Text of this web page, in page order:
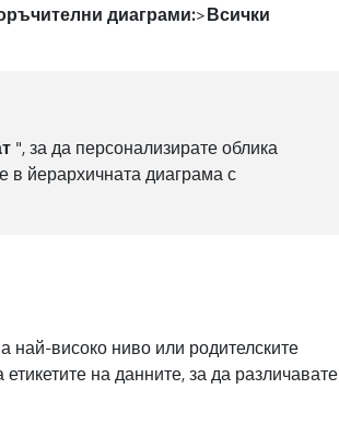
диаграми:>Всички
", за да персонализирате облика
в йерархичната диаграма с
най-високо ниво или родителските
на данните, за да различавате